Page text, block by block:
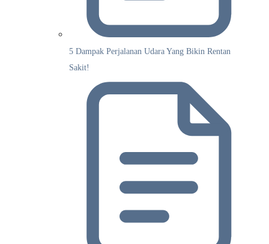
5 Dampak Perjalanan Udara Yang Bikin Rentan
Sakit!